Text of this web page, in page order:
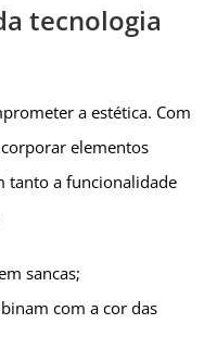
tecnologia
a estética. Com
elementos
tanto a funcionalidade
sancas;
com a cor das